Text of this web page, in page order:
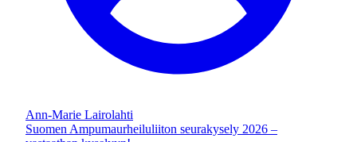
Ann-Marie Lairolahti
Suomen Ampumaurheiluliiton seurakysely 2026 –